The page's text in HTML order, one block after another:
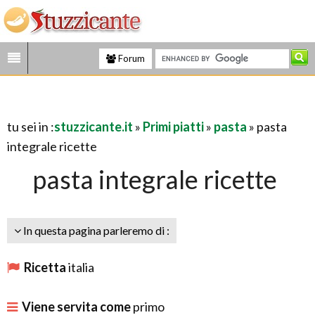
Forum
tu sei in :stuzzicante.it » Primi piatti» pasta » pasta
integrale ricette
pasta integrale ricette
In questa pagina parleremo di :
Ricettaitalia
Viene servita comeprimo